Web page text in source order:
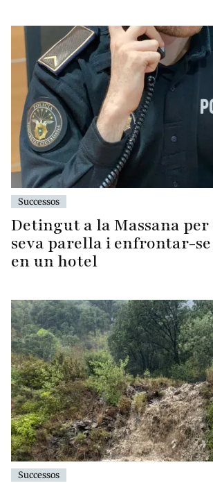
Successos
Detingut a la Massana
seva parella i enfrontar-se
en un hotel
Successos